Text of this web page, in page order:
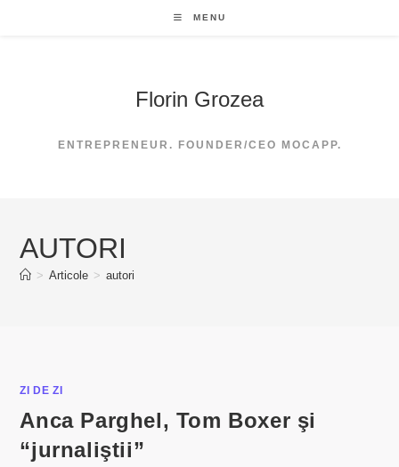
MENU
Florin Grozea
ENTREPRENEUR. FOUNDER/CEO MOCAPP.
AUTORI
> Articole > autori
ZI DE ZI
Anca Parghel, Tom Boxer şi
“jurnaliştii”